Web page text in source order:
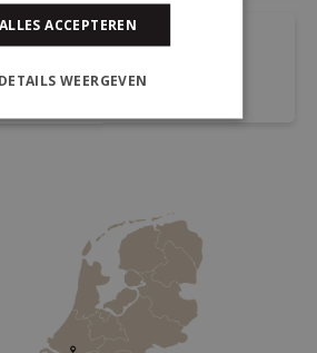
0180-660999
een medewerker
ALLES ACCEPTEREN
DETAILS WEERGEVEN